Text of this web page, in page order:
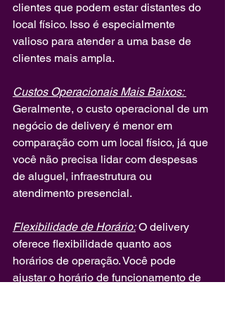
clientes que podem estar distantes do
local físico. Isso é especialmente
valioso para atender a uma base de
clientes mais ampla.
Custos Operacionais Mais Baixos:
Geralmente, o custo operacional de um
negócio de delivery é menor em
comparação com um local físico, já que
você não precisa lidar com despesas
de aluguel, infraestrutura ou
atendimento presencial.
Flexibilidade de Horário: O delivery
oferece flexibilidade quanto aos
horários de operação. Você pode
ajustar o horário de funcionamento de